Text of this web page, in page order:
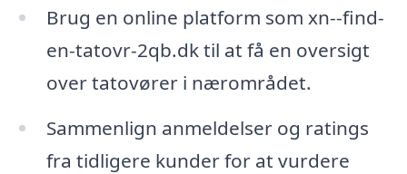
Brug en online platform som xn--find-
en-tatovr-2qb.dk til at få en oversigt
over tatovører i nærområdet.
Sammenlign anmeldelser og ratings
fra tidligere kunder for at vurdere